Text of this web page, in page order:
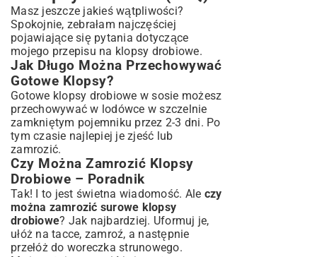
Masz jeszcze jakieś wątpliwości?
Spokojnie, zebrałam najczęściej
pojawiające się pytania dotyczące
mojego przepisu na klopsy drobiowe.
Jak Długo Można Przechowywać
Gotowe Klopsy?
Gotowe klopsy drobiowe w sosie możesz
przechowywać w lodówce w szczelnie
zamkniętym pojemniku przez 2-3 dni. Po
tym czasie najlepiej je zjeść lub
zamrozić.
Czy Można Zamrozić Klopsy
Drobiowe – Poradnik
Tak! I to jest świetna wiadomość. Ale czy
można zamrozić surowe klopsy
drobiowe? Jak najbardziej. Uformuj je,
ułóż na tacce, zamroź, a następnie
przełóż do woreczka strunowego.